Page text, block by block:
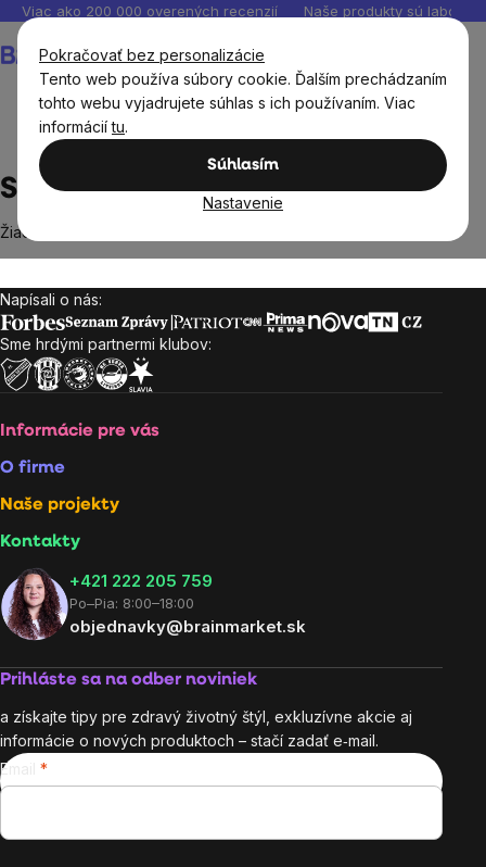
Pokračovať bez personalizácie
Tento web používa súbory cookie. Ďalším prechádzaním
tohto webu vyjadrujete súhlas s ich používaním. Viac
informáciítu.
Súhlasím
Nastavenie
Prejsť
obsah
Viac ako 200 000 overených recenzií Naše produkty sú
košík
Storm
Storm
Žiadne produkty značky
Zápätie
Napísali o nás:
Sme hrdými partnermi klubov:
Informácie pre vás
O firme
Naše projekty
Kontakty
+421 222 205 759
Po–Pia: 8:00–18:00
objednavky@brainmarket.sk
Prihláste sa na odber noviniek
a získajte tipy pre zdravý životný štýl, exkluzívne akcie aj
informácie o nových produktoch – stačí zadať e‑mail.
Email